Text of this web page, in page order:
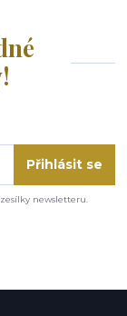
Přihlásit se
newsletteru.